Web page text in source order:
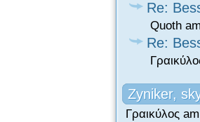
Re:
Quoth
Re:
Zyniker,
Γραικύλος